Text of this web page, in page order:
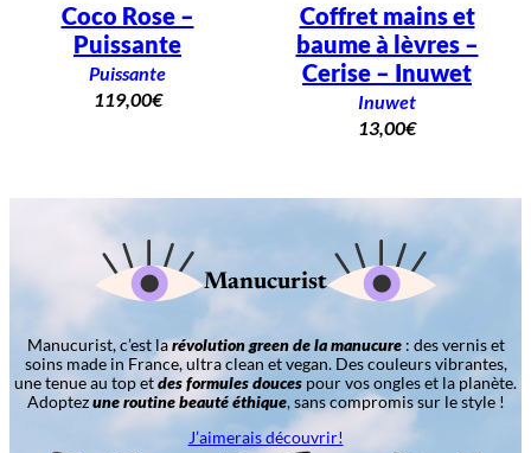
Coco Rose –
Puissante
Puissante
119,00€
Coffret mains et
baume à lèvres –
Cerise – Inuwet
Inuwet
13,00€
Manucurist
Manucurist, c’est larévolution green de la manucure: des vernis et
soins made in France, ultra clean et vegan. Des couleurs vibrantes,
une tenue au top etdes formules douces pour vos ongles et la planète.
Adoptezune routine beauté éthique, sans compromis sur le style !
J’aimerais découvrir!